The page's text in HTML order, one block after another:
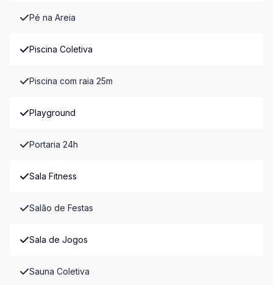
Pé na Areia
Piscina Coletiva
Piscina com raia 25m
Playground
Portaria 24h
Sala Fitness
Salão de Festas
Sala de Jogos
Sauna Coletiva